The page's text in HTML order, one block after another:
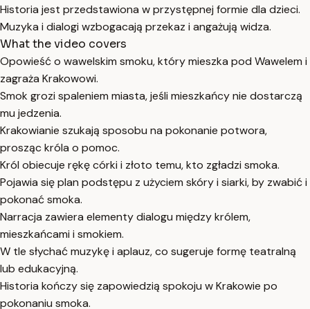
Historia jest przedstawiona w przystępnej formie dla dzieci.
Muzyka i dialogi wzbogacają przekaz i angażują widza.
What the video covers
Opowieść o wawelskim smoku, który mieszka pod Wawelem i
zagraża Krakowowi.
Smok grozi spaleniem miasta, jeśli mieszkańcy nie dostarczą
mu jedzenia.
Krakowianie szukają sposobu na pokonanie potwora,
prosząc króla o pomoc.
Król obiecuje rękę córki i złoto temu, kto zgładzi smoka.
Pojawia się plan podstępu z użyciem skóry i siarki, by zwabić i
pokonać smoka.
Narracja zawiera elementy dialogu między królem,
mieszkańcami i smokiem.
W tle słychać muzykę i aplauz, co sugeruje formę teatralną
lub edukacyjną.
Historia kończy się zapowiedzią spokoju w Krakowie po
pokonaniu smoka.